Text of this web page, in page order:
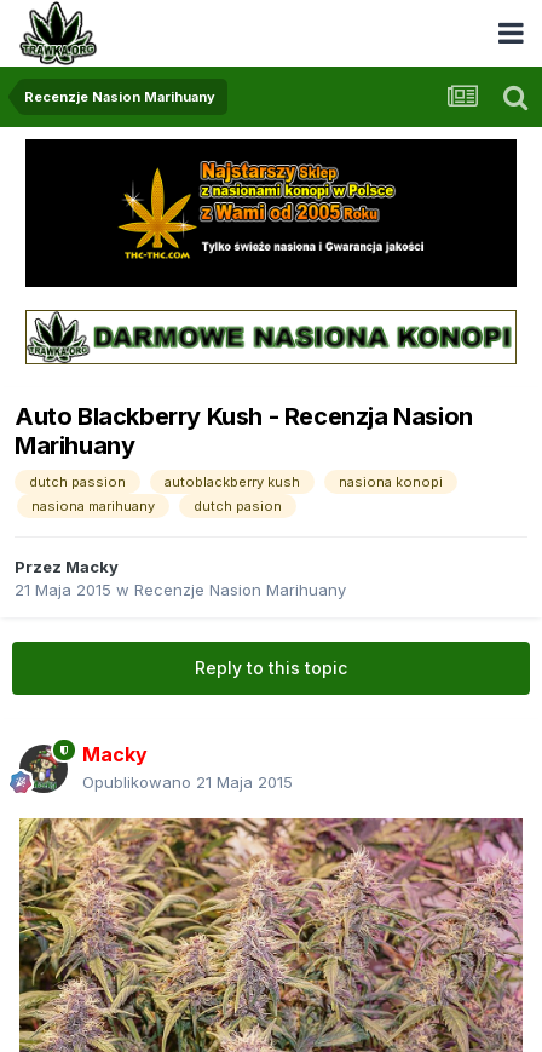
Recenzje Nasion Marihuany
Auto Blackberry Kush - Recenzja Nasion
Marihuany
dutch passion autoblackberry kush
nasiona konopi
nasiona marihuany
dutch pasion
Przez Macky
21 Maja 2015 w Recenzje Nasion Marihuany
Reply to this topic
Macky
Opublikowano 21 Maja 2015